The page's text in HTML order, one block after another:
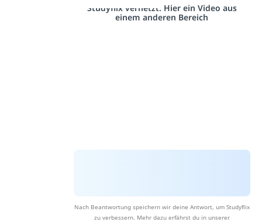
Studyflix vernetzt: Hier ein Video aus
einem anderen Bereich
Nach Beantwortung speichern wir deine Antwort, um Studyflix
zu verbessern. Mehr dazu erfährst du in unserer